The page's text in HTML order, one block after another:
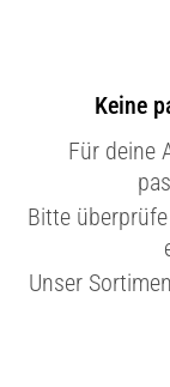
Keine
Für deine
Bitte
Unser